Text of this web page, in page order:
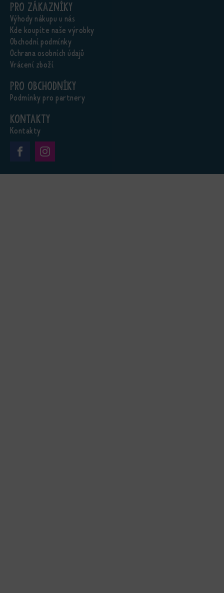
Pro zákazníky
Výhody nákupu u nás
Kde koupíte naše výrobky
Obchodní podmínky
Ochrana osobních údajů
Vrácení zboží
Pro obchodníky
Podmínky pro partnery
Kontakty
Kontakty